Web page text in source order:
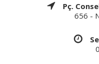
Pç.
656 -